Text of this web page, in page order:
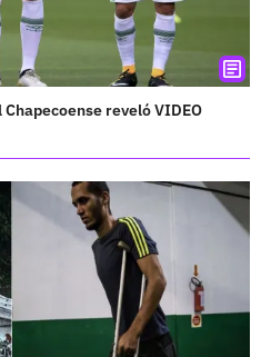
reveló VIDEO